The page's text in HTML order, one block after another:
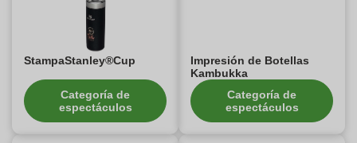
StampaStanley®Cup
Categoría de
espectáculos
Impresión de Botellas
Kambukka
Categoría de
espectáculos